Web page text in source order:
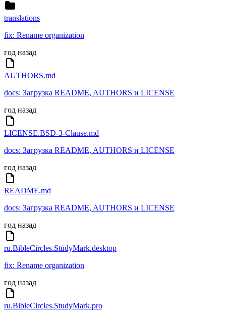
translations
fix: Rename organization
год назад
AUTHORS.md
docs: Загрузка README, AUTHORS и LICENSE
год назад
LICENSE.BSD-3-Clause.md
docs: Загрузка README, AUTHORS и LICENSE
год назад
README.md
docs: Загрузка README, AUTHORS и LICENSE
год назад
ru.BibleCircles.StudyMark.desktop
fix: Rename organization
год назад
ru.BibleCircles.StudyMark.pro